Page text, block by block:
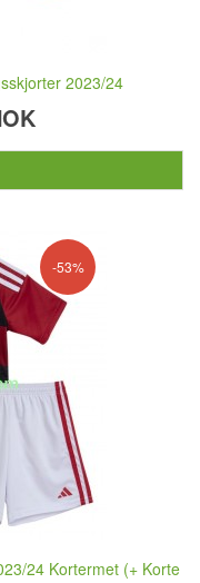
2023/24
-53%
24 Kortermet (+ Korte